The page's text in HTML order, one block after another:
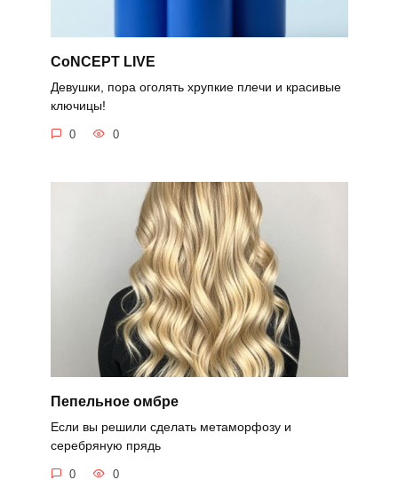
CoNCEPT LIVE
Девушки, пора оголять хрупкие плечи и красивые
ключицы!
0 0
Пепельное омбре
Если вы решили сделать метаморфозу и
серебряную прядь
0 0